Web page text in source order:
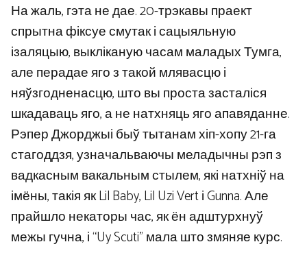
На жаль, гэта не дае. 20-трэкавы праект
спрытна фіксуе смутак і сацыяльную
ізаляцыю, выкліканую часам маладых Тумга,
але перадае яго з такой млявасцю і
няўзгодненасцю, што вы проста засталіся
шкадаваць яго, а не натхняць яго апавяданне.
Рэпер Джорджыі быў тытанам хіп-хопу 21-га
стагоддзя, узначальваючы меладычны рэп з
вадкасным вакальным стылем, які натхніў на
імёны, такія як Lil Baby, Lil Uzi Vert і Gunna. Але
прайшло некаторы час, як ён адштурхнуў
межы гучна, і “Uy Scuti” мала што змяняе курс.